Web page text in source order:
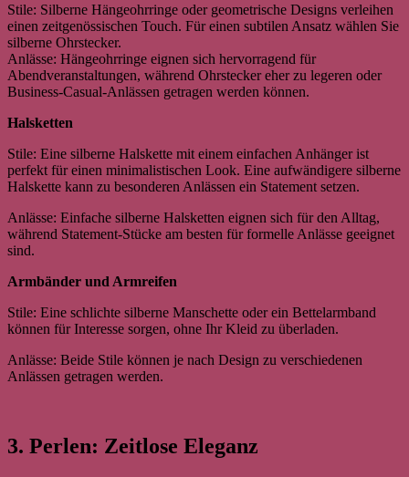
Stile: Silberne Hängeohrringe oder geometrische Designs verleihen
einen zeitgenössischen Touch. Für einen subtilen Ansatz wählen Sie
silberne Ohrstecker.
Anlässe: Hängeohrringe eignen sich hervorragend für
Abendveranstaltungen, während Ohrstecker eher zu legeren oder
Business-Casual-Anlässen getragen werden können.
Halsketten
Stile: Eine silberne Halskette mit einem einfachen Anhänger ist
perfekt für einen minimalistischen Look. Eine aufwändigere silberne
Halskette kann zu besonderen Anlässen ein Statement setzen.
Anlässe: Einfache silberne Halsketten eignen sich für den Alltag,
während Statement-Stücke am besten für formelle Anlässe geeignet
sind.
Armbänder und Armreifen
Stile: Eine schlichte silberne Manschette oder ein Bettelarmband
können für Interesse sorgen, ohne Ihr Kleid zu überladen.
Anlässe: Beide Stile können je nach Design zu verschiedenen
Anlässen getragen werden.
3. Perlen: Zeitlose Eleganz